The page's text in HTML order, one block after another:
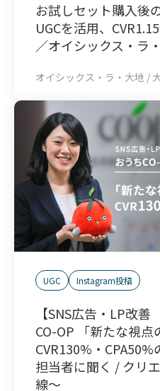
お試しセット購入後
UGCを活用、
／オイシックス・ラ
オイシックス・ラ・大地 /
UGC Instagram投稿
【SNS広告・LP改
CO-OP 「新たな視
CVR130%・
担当者に聞く / クリ
線～